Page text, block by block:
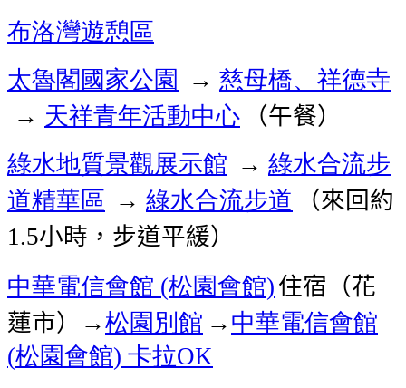
布洛灣遊憩區
太魯閣國家公園 → 慈母橋、祥德寺
→ 天祥青年活動中心
（午餐）
綠水地質景觀展示館 → 綠水合流步
道精華區 → 綠水合流步道 （來回約
1.5小時，步道平緩）
中華電信會館 (松園會館) 住宿（花
蓮市）→松園別館 →中華電信會館
(松園會館) 卡拉OK